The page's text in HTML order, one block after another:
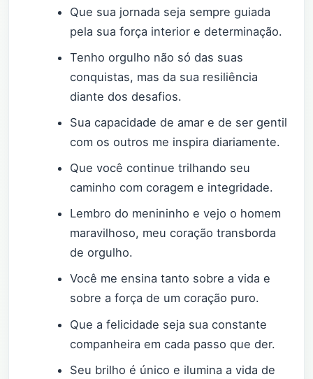
Que sua jornada seja sempre guiada
pela sua força interior e determinação.
Tenho orgulho não só das suas
conquistas, mas da sua resiliência
diante dos desafios.
Sua capacidade de amar e de ser gentil
com os outros me inspira diariamente.
Que você continue trilhando seu
caminho com coragem e integridade.
Lembro do menininho e vejo o homem
maravilhoso, meu coração transborda
de orgulho.
Você me ensina tanto sobre a vida e
sobre a força de um coração puro.
Que a felicidade seja sua constante
companheira em cada passo que der.
Seu brilho é único e ilumina a vida de